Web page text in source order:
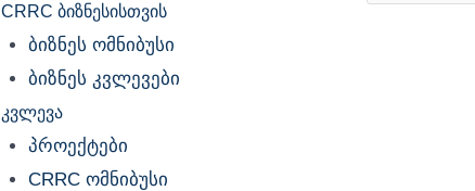
CRRC ბიზნესისთვის
ბიზნეს ომნიბუსი
ბიზნეს კვლევები
კვლევა
პროექტები
CRRC ომნიბუსი